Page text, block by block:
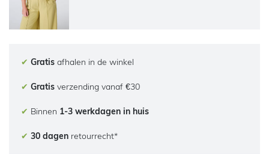
✔ Gratis afhalen in de winkel
✔ Gratis verzending vanaf €30
✔ Binnen 1-3 werkdagen in huis
✔ 30 dagen retourrecht*